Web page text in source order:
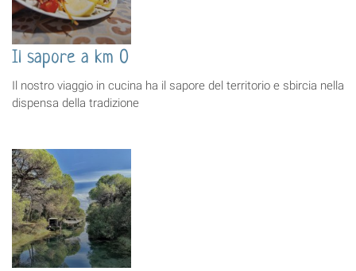
Il sapore a km 0
Il nostro viaggio in cucina ha il sapore del territorio e sbircia nella
dispensa della tradizione